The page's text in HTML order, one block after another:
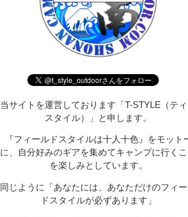
当サイトを運営しております「T-STYLE（テ
スタイル）」と申します。
『フィールドスタイルは十人十色』をモット
に、自分好みのギアを集めてキャンプに行くこ
を楽しみとしています。
同じように「あなたには、あなただけのフィ
ドスタイルが必ずあります」